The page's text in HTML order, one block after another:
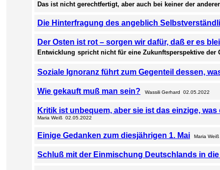
Das ist nicht gerechtfertigt, aber auch bei keiner der
Die Hinterfragung des angeblich
Der Osten ist rot – sorgen wir dafür, daß er es
Entwicklung spricht nicht für eine Zukunftsperspektive der
Soziale Ignoranz führt zum Gegenteil dessen,
Wie gekauft muß man sein? Wassili Gerhard 02.05.2022
Kritik ist unbequem, aber sie ist das einzige,
Maria Weiß 02.05.2022
Einige Gedanken zum diesjährigen 1. Mai Maria
Schluß mit der Einmischung Deutschlands in